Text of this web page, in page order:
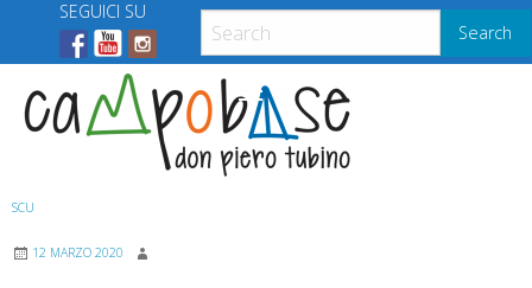
content
Search
SEGUICI SU
Menu
SCU
12 MARZO 2020